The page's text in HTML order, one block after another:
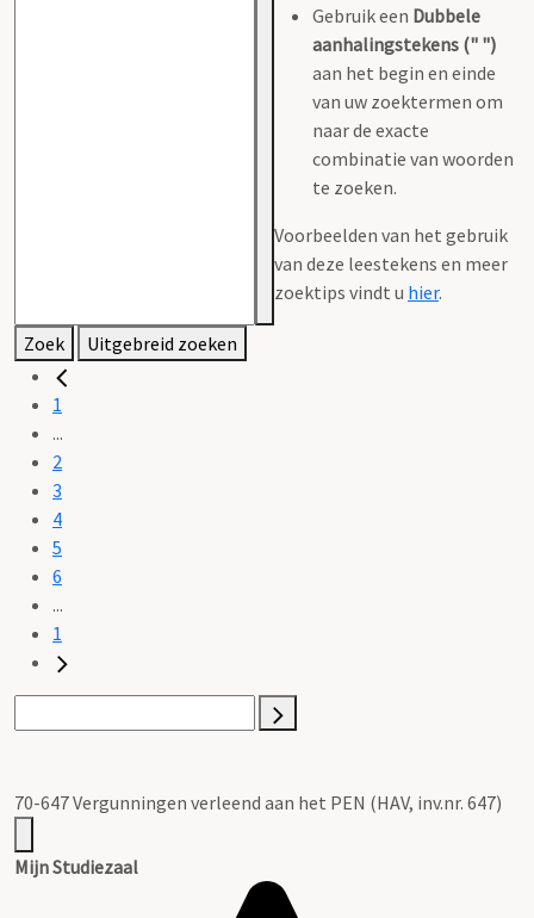
Gebruik een Dubbele
aanhalingstekens (" ")
aan het begin en einde
van uw zoektermen om
naar de exacte
combinatie van woorden
te zoeken.
Voorbeelden van het gebruik
van deze leestekens en meer
zoektips vindt u hier.
Zoek Uitgebreid zoeken
1
...
2
3
4
5
6
...
1
70-647 Vergunningen verleend aan het PEN (HAV, inv.nr. 647)
Mijn Studiezaal